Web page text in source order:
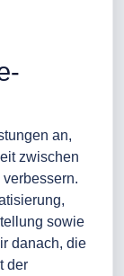
an,
zwischen
sowie
danach, die
der